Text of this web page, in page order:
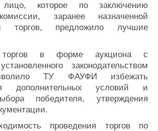
которое по заключению
заранее назначенной
торгов, предложило лучшие
торгов в форме аукциона с
законодательством
ТУ ФАУФИ избежать
дополнительных условий и
победителя, утверждения
проведения торгов по